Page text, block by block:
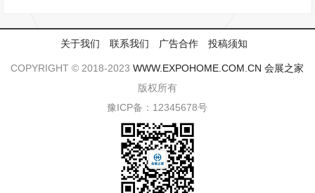
关于我们 联系我们 广告合作 投稿须知
COPYRIGHT © 2018-2023WWW.EXPOHOME.COM.CN 会展之家
版权所有
豫ICP备：12345678号